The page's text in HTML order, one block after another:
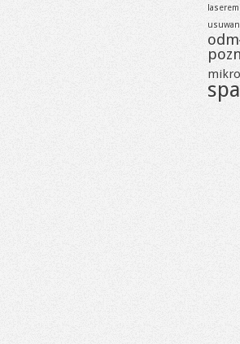
spa